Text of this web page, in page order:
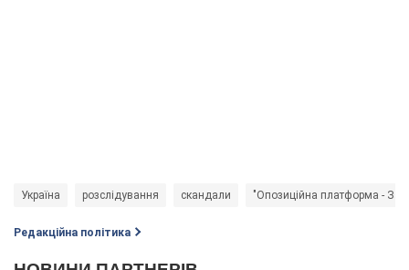
Україна розслідування скандали "Опозиційна платформа - За
Редакційна політика